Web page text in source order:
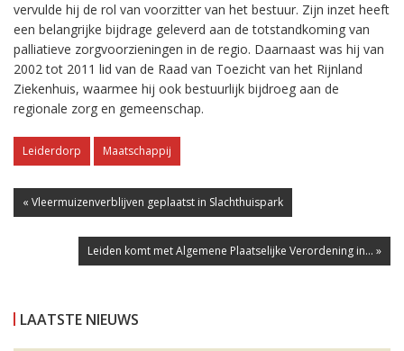
vervulde hij de rol van voorzitter van het bestuur. Zijn inzet heeft
een belangrijke bijdrage geleverd aan de totstandkoming van
palliatieve zorgvoorzieningen in de regio. Daarnaast was hij van
2002 tot 2011 lid van de Raad van Toezicht van het Rijnland
Ziekenhuis, waarmee hij ook bestuurlijk bijdroeg aan de
regionale zorg en gemeenschap.
Leiderdorp Maatschappij
« Vleermuizenverblijven geplaatst in Slachthuispark
Leiden komt met Algemene Plaatselijke Verordening in... »
LAATSTE NIEUWS